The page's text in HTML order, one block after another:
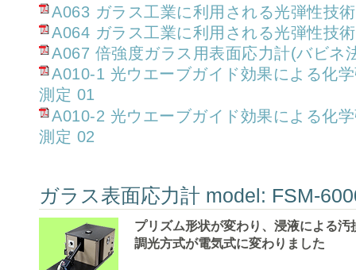
A063 ガラス工業に利用される光弾性技
A064 ガラス工業に利用される光弾性技
A067 倍強度ガラス用表面応力計(バビネ
A010-1 光ウエーブガイド効果による化
測定 01
A010-2 光ウエーブガイド効果による化
測定 02
ガラス表面応力計 model: FSM-
プリズム形状が変わり、浸液による
調光方式が電気式に変わりました